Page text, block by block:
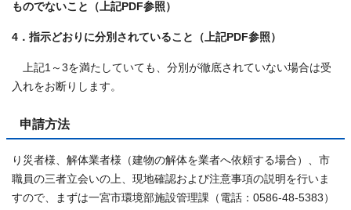
ものでないこと（上記PDF参照）
4．指示どおりに分別されていること（上記PDF参照）
上記1～3を満たしていても、分別が徹底されていない場合は受
入れをお断りします。
申請方法
り災者様、解体業者様（建物の解体を業者へ依頼する場合）、市
職員の三者立会いの上、現地確認および注意事項の説明を行いま
すので、まずは一宮市環境部施設管理課（電話：0586-48-5383）